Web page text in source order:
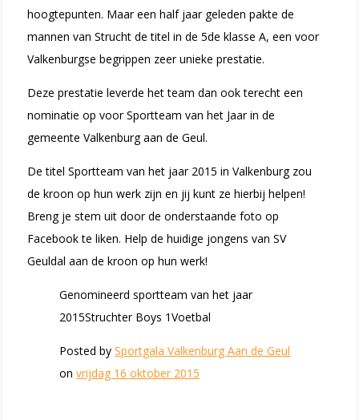
hoogtepunten. Maar een half jaar geleden pakte de
mannen van Strucht de titel in de 5de klasse A, een voor
Valkenburgse begrippen zeer unieke prestatie.
Deze prestatie leverde het team dan ook terecht een
nominatie op voor Sportteam van het Jaar in de
gemeente Valkenburg aan de Geul.
De titel Sportteam van het jaar 2015 in Valkenburg zou
de kroon op hun werk zijn en jij kunt ze hierbij helpen!
Breng je stem uit door de onderstaande foto op
Facebook te liken. Help de huidige jongens van SV
Geuldal aan de kroon op hun werk!
Genomineerd sportteam van het jaar
2015Struchter Boys 1Voetbal
Posted bySportgala Valkenburg Aan de Geul
onvrijdag 16 oktober 2015